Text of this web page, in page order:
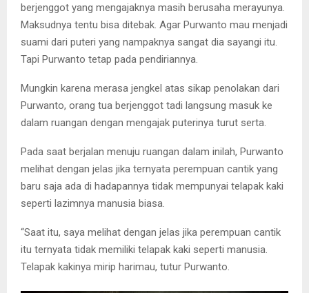
berjenggot yang mengajaknya masih berusaha merayunya.
Maksudnya tentu bisa ditebak. Agar Purwanto mau menjadi
suami dari puteri yang nampaknya sangat dia sayangi itu.
Tapi Purwanto tetap pada pendiriannya.
Mungkin karena merasa jengkel atas sikap penolakan dari
Purwanto, orang tua berjenggot tadi langsung masuk ke
dalam ruangan dengan mengajak puterinya turut serta.
Pada saat berjalan menuju ruangan dalam inilah, Purwanto
melihat dengan jelas jika ternyata perempuan cantik yang
baru saja ada di hadapannya tidak mempunyai telapak kaki
seperti lazimnya manusia biasa.
“Saat itu, saya melihat dengan jelas jika perempuan cantik
itu ternyata tidak memiliki telapak kaki seperti manusia.
Telapak kakinya mirip harimau, tutur Purwanto.